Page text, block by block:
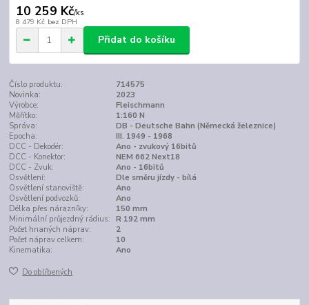
10 259 Kč/ks
8 479 Kč bez DPH
Přidat do košíku
Číslo produktu:
714575
Novinka:
2023
Výrobce:
Fleischmann
Měřítko:
1:160 N
Správa:
DB - Deutsche Bahn (Německá železnice)
Epocha:
III. 1949 - 1968
DCC - Dekodér:
Ano - zvukový 16bitů
DCC - Konektor:
NEM 662 Next18
DCC - Zvuk:
Ano - 16bitů
Osvětlení:
Dle směru jízdy - bílá
Osvětlení stanoviště:
Ano
Osvětlení podvozků:
Ano
Délka přes nárazníky:
150 mm
Minimální průjezdný rádius: R 192 mm
Počet hnaných náprav:
2
Počet náprav celkem:
10
Kinematika:
Ano
Do oblíbených